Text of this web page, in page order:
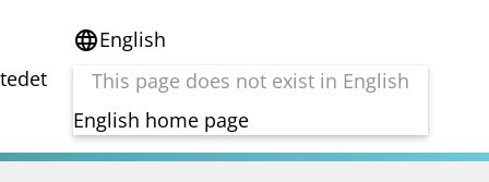
languageEnglish
This page does not exist in English
English home page